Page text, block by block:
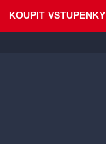
KOUPIT VSTUPENKY